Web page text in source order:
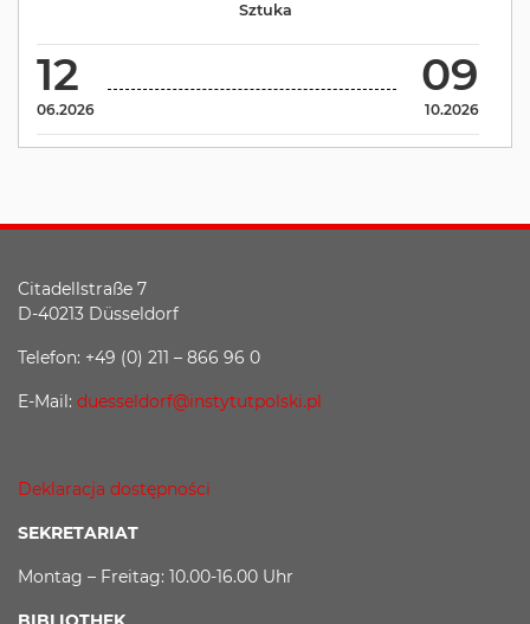
12
06.2026
09
10.2026
Sztuka
Citadellstraße 7
D-40213 Düsseldorf
Telefon: +49 (0) 211 – 866 96 0
E-Mail: duesseldorf@instytutpolski.pl
Deklaracja dostępności
SEKRETARIAT
Montag – Freitag: 10.00-16.00 Uhr